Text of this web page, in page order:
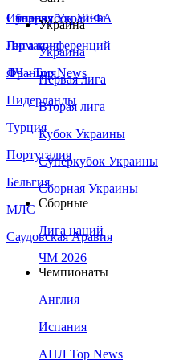
Сборная Украины
Италия
Германия
Франция
Нидерланды
Турция
Португалия
Бельгия
МЛС
Саудовская Аравия
Суперкубок УЕФА
Лига конференций
ЛЧ - Top News
Украина
Украина
Первая лига
Вторая лига
Кубок Украины
Суперкубок Украины
Сборная Украины
Сборные
Лига наций
ЧМ 2026
Чемпионаты
Англия
Испания
АПЛ Top News